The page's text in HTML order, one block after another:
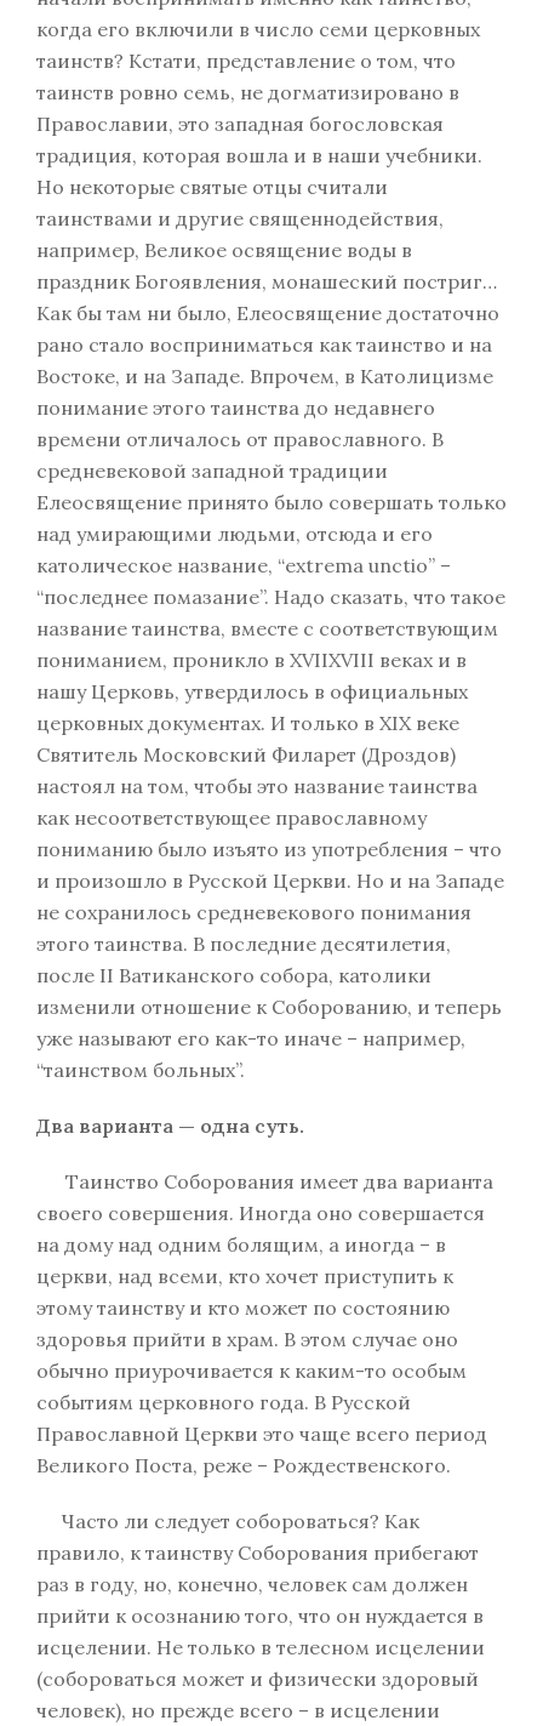
когда его включили в число семи церковных
таинств? Кстати, представление о том, что
таинств ровно семь, не догматизировано в
Православии, это западная богословская
традиция, которая вошла и в наши учебники.
Но некоторые святые отцы считали
таинствами и другие священнодействия,
например, Великое освящение воды в
праздник Богоявления, монашеский постриг…
Как бы там ни было, Елеосвящение достаточно
рано стало восприниматься как таинство и на
Востоке, и на Западе. Впрочем, в Католицизме
понимание этого таинства до недавнего
времени отличалось от православного. В
средневековой западной традиции
Елеосвящение принято было совершать только
над умирающими людьми, отсюда и его
католическое название, “extrema unctio” –
“последнее помазание”. Надо сказать, что такое
название таинства, вместе с соответствующим
пониманием, проникло в XVIIXVIII веках и в
нашу Церковь, утвердилось в официальных
церковных документах. И только в XIX веке
Святитель Московский Филарет (Дроздов)
настоял на том, чтобы это название таинства
как несоответствующее православному
пониманию было изъято из употребления – что
и произошло в Русской Церкви. Но и на Западе
не сохранилось средневекового понимания
этого таинства. В последние десятилетия,
после II Ватиканского собора, католики
изменили отношение к Соборованию, и теперь
уже называют его как-то иначе – например,
“таинством больных”.
Два варианта — одна суть.
Таинство Соборования имеет два варианта
своего совершения. Иногда оно совершается
на дому над одним болящим, а иногда – в
церкви, над всеми, кто хочет приступить к
этому таинству и кто может по состоянию
здоровья прийти в храм. В этом случае оно
обычно приурочивается к каким-то особым
событиям церковного года. В Русской
Православной Церкви это чаще всего период
Великого Поста, реже – Рождественского.
Часто ли следует собороваться? Как
правило, к таинству Соборования прибегают
раз в году, но, конечно, человек сам должен
прийти к осознанию того, что он нуждается в
исцелении. Не только в телесном исцелении
(собороваться может и физически здоровый
человек), но прежде всего – в исцелении